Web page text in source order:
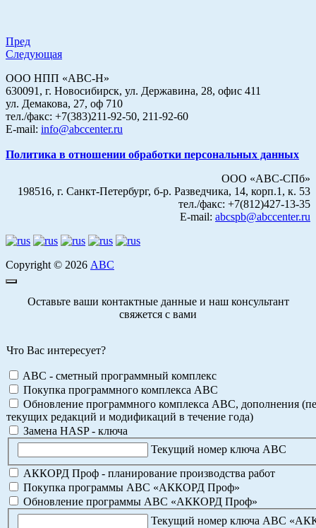
Пред
Следующая
ООО НПП «АВС-Н»
630091, г. Новосибирск, ул. Державина, 28, офис 411
ул. Демакова, 27, оф 710
тел./факс: +7(383)211-92-50, 211-92-60
E-mail: info@abccenter.ru
Политика в отношении обработки персональных данных
ООО «АВС-СПб»
198516, г. Санкт-Петербург, б-р. Разведчика, 14, корп.1, к. 53
тел./факс: +7(812)427-13-35
E-mail: abcspb@abccenter.ru
Copyright © 2026 АВС
Оставьте ваши контактные данные и наш консультант
свяжется с вами
Что Вас интересует?
ABC - сметный программный комплекс
Покупка программного комплекса АВС
Обновление программного комплекса АВС, дополнения
текущих редакций и модификаций в течение года)
Замена HASP - ключа
Текущий номер ключа АВС
АККОРД Проф - планирование производства работ
Покупка программы АВС «АККОРД Проф»
Обновление программы АВС «АККОРД Проф»
Текущий номер ключа АВС